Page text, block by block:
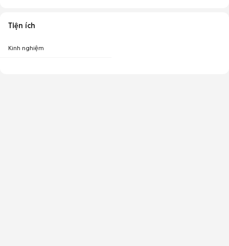
Tiện ích
Kinh nghiệm